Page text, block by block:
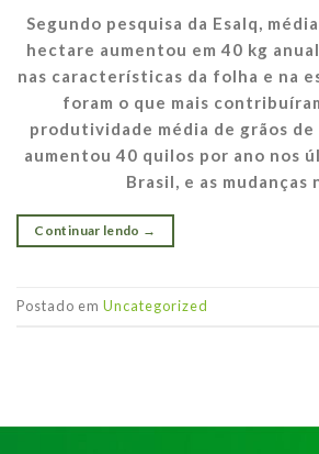
Segundo pesquisa da Esalq,
hectare aumentou em 40 kg
nas características da folha e na
foram o que mais
produtividade média de grãos
aumentou 40 quilos por ano nos
Brasil, e as mudanças
Continuar lendo →
Postado em Uncategorized